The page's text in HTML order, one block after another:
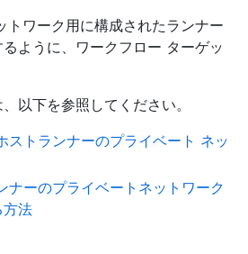
トワーク用に構成されたランナー
ように、ワークフロー ターゲッ
以下を参照してください。
ストランナーのプライベート ネッ
ナーのプライベートネットワーク
方法